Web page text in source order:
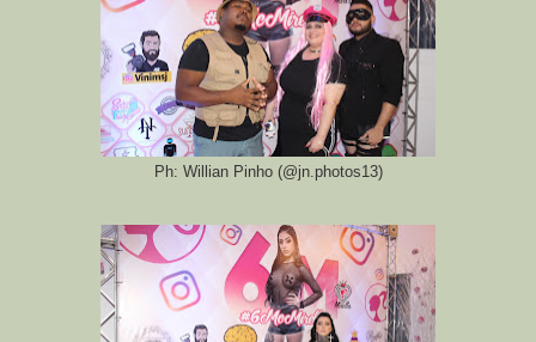
Ph: Willian Pinho (@jn.photos13)